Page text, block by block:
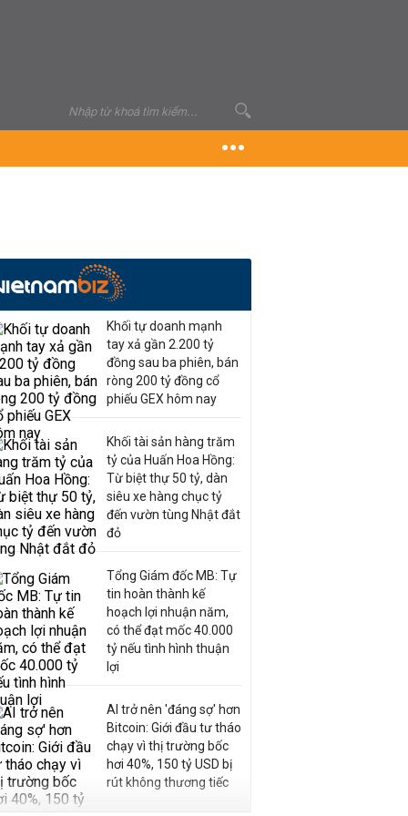
Khối tự doanh mạnh
tay xả gần 2.200 tỷ
đồng sau ba phiên, bán
ròng 200 tỷ đồng cổ
phiếu GEX hôm nay
Khối tài sản hàng trăm
tỷ của Huấn Hoa Hồng:
Từ biệt thự 50 tỷ, dàn
siêu xe hàng chục tỷ
đến vườn tùng Nhật đắt
đỏ
Tổng Giám đốc MB: Tự
tin hoàn thành kế
hoạch lợi nhuận năm,
có thể đạt mốc 40.000
tỷ nếu tình hình thuận
lợi
AI trở nên 'đáng sợ' hơn
Bitcoin: Giới đầu tư tháo
chạy vì thị trường bốc
hơi 40%, 150 tỷ USD bị
rút không thương tiếc